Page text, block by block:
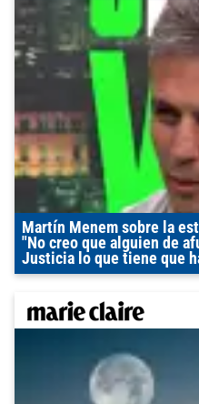
Martín Menem sobre la
"No creo que alguien de
Justicia lo que tiene que